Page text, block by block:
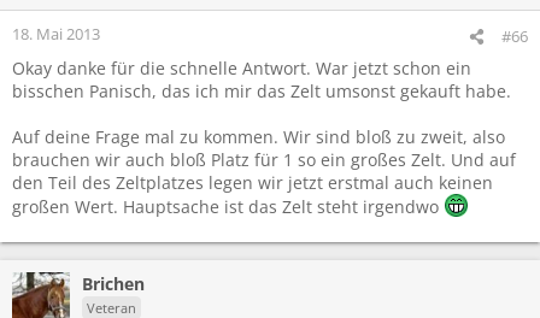
18. Mai 2013 #66
Okay danke für die schnelle Antwort. War jetzt schon ein
bisschen Panisch, das ich mir das Zelt umsonst gekauft habe.
Auf deine Frage mal zu kommen. Wir sind bloß zu zweit, also
brauchen wir auch bloß Platz für 1 so ein großes Zelt. Und auf
den Teil des Zeltplatzes legen wir jetzt erstmal auch keinen
großen Wert. Hauptsache ist das Zelt steht irgendwo
Brichen
Veteran